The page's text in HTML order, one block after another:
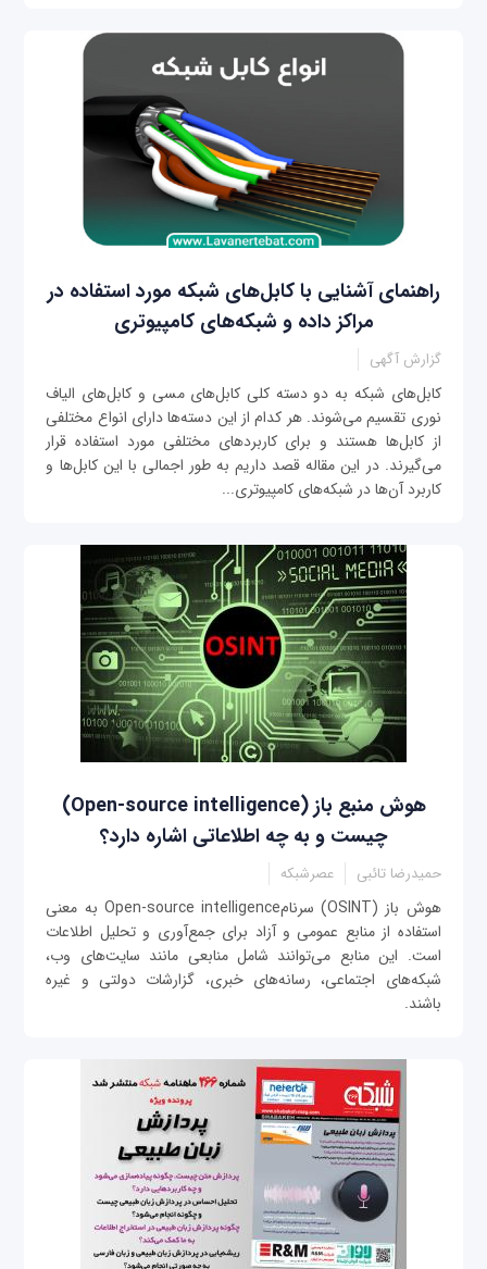
راهنمای آشنایی با کابل‌های شبکه مورد استفاده در
مراکز داده و شبکه‌های کامپیوتری
گزارش آگهی
کابل‌های شبکه به دو دسته کلی کابل‌های مسی و کابل‌های الیاف
نوری تقسیم می‌شوند. هر کدام از این دسته‌ها دارای انواع مختلفی
از کابل‌ها هستند و برای کاربردهای مختلفی مورد استفاده قرار
می‌گیرند. در این مقاله قصد داریم به طور اجمالی با این کابل‌ها و
کاربرد آن‌ها در شبکه‌های کامپیوتری...
هوش منبع باز (Open-source intelligence)
چیست و به چه اطلاعاتی اشاره دارد؟
حمیدرضا تائبی عصرشبکه
هوش باز (OSINT) سرنامOpen-source intelligence به معنی
استفاده از منابع عمومی و آزاد برای جمع‌آوری و تحلیل اطلاعات
است. این منابع می‌توانند شامل منابعی مانند سایت‌های وب،
شبکه‌های اجتماعی، رسانه‌های خبری، گزارشات دولتی و غیره
باشند.